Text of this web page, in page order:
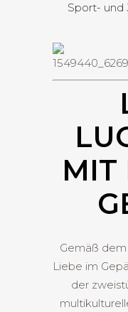
Sport- und
MIT
Gemäß
Liebe im
der